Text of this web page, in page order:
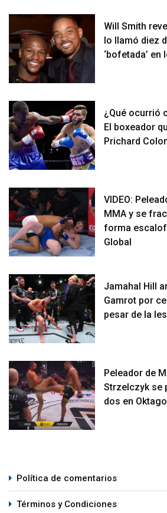
Will Smith
lo llamó diez
‘bofetada’ en
¿Qué ocurrió
El boxeador
Prichard
VIDEO:
MMA y se
forma
Global
Jamahal Hill
Gamrot por
pesar de la
Peleador de
Strzelczyk se
dos en
Política de comentarios
Términos y Condiciones